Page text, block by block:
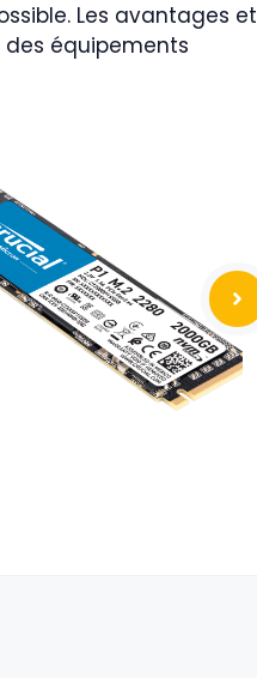
Les avantages et
équipements